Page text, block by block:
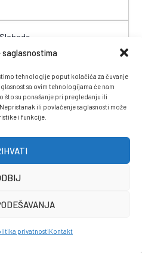
tehnologije poput kolačića za čuvanje
sa ovim tehnologijama će nam
su ponašanje pri pregledanju ili
ili povlačenje saglasnosti može
i funkcije.
privatnostiKontakt
San Josea i nazad
Nacionalne koordinacije
dr. sc. Adis Keranović
riječ ima težinu i u medicinskoj
HAARETZA
plana o “dobrovoljnom
iz Gaze